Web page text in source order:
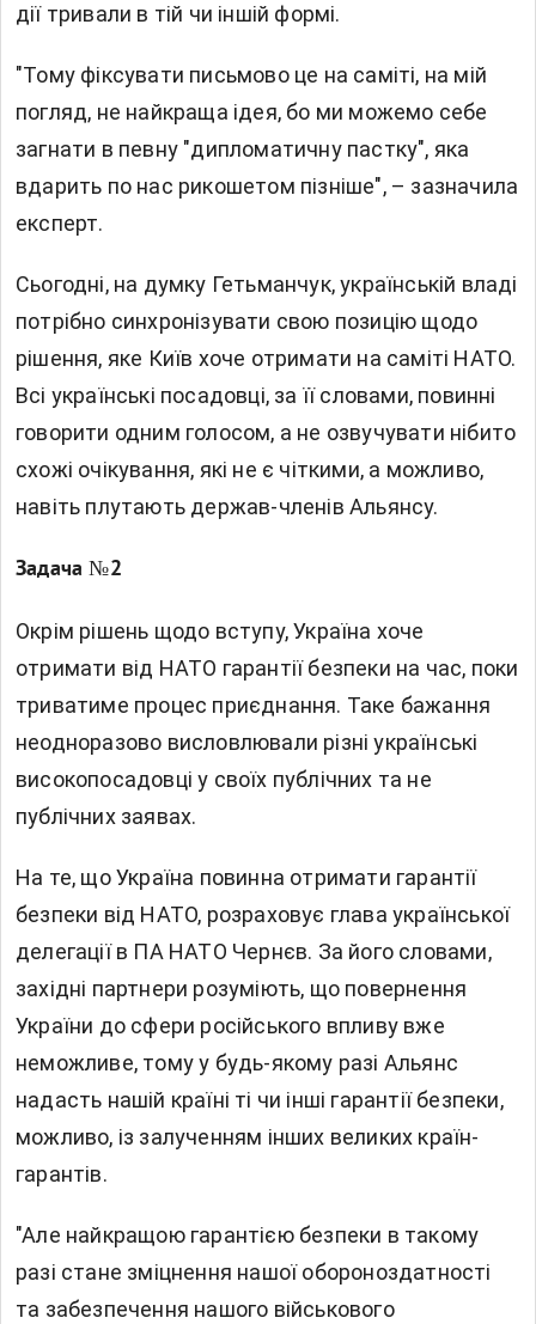
дії тривали в тій чи іншій формі.
"Тому фіксувати письмово це на саміті, на мій
погляд, не найкраща ідея, бо ми можемо себе
загнати в певну "дипломатичну пастку", яка
вдарить по нас рикошетом пізніше", – зазначила
експерт.
Сьогодні, на думку Гетьманчук, українській владі
потрібно синхронізувати свою позицію щодо
рішення, яке Київ хоче отримати на саміті НАТО.
Всі українські посадовці, за її словами, повинні
говорити одним голосом, а не озвучувати нібито
схожі очікування, які не є чіткими, а можливо,
навіть плутають держав-членів Альянсу.
Задача №2
Окрім рішень щодо вступу, Україна хоче
отримати від НАТО гарантії безпеки на час, поки
триватиме процес приєднання. Таке бажання
неодноразово висловлювали різні українські
високопосадовці у своїх публічних та не
публічних заявах.
На те, що Україна повинна отримати гарантії
безпеки від НАТО, розраховує глава української
делегації в ПА НАТО Чернєв. За його словами,
західні партнери розуміють, що повернення
України до сфери російського впливу вже
неможливе, тому у будь-якому разі Альянс
надасть нашій країні ті чи інші гарантії безпеки,
можливо, із залученням інших великих країн-
гарантів.
"Але найкращою гарантією безпеки в такому
разі стане зміцнення нашої обороноздатності
та забезпечення нашого військового